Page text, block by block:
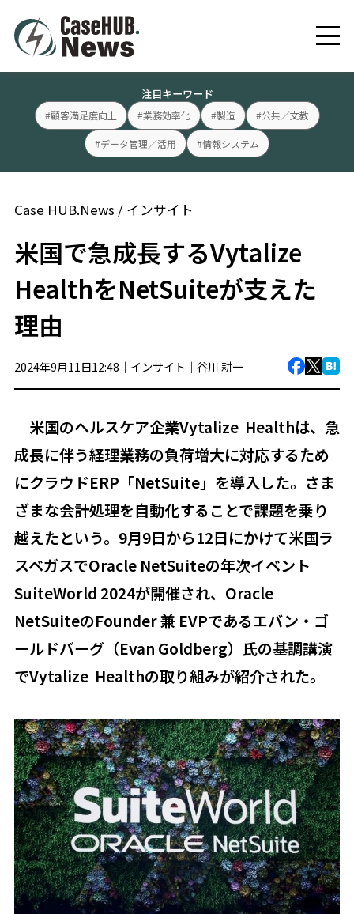
注目キーワード
#顧客満足度向上 #業務効率化 #製造 #公共／文教
#データ管理／活用 #情報システム
Case HUB.News / インサイト
米国で急成長するVytalize
HealthをNetSuiteが支えた
理由
2024年9月11日12:48｜ インサイト ｜ 谷川 耕一
米国のヘルスケア企業Vytalize Healthは、急
成長に伴う経理業務の負荷増大に対応するため
にクラウドERP「NetSuite」を導入した。さま
ざまな会計処理を自動化することで課題を乗り
越えたという。9月9日から12日にかけて米国ラ
スベガスでOracle NetSuiteの年次イベント
SuiteWorld 2024が開催され、Oracle
NetSuiteのFounder 兼 EVPであるエバン・ゴ
ールドバーグ（Evan Goldberg）氏の基調講演
でVytalize Healthの取り組みが紹介された。